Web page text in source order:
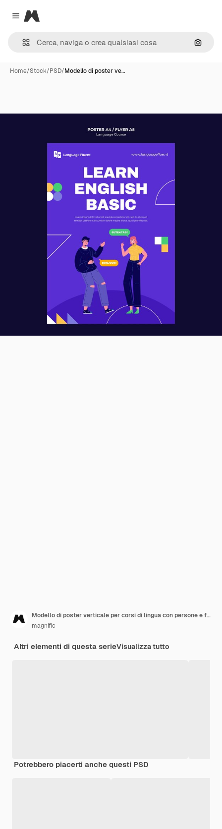
Close menu
Magnific
Cerca
Home/Stock/PSD/Modello di poster ve…
Modello di poster verticale per corsi di lingua con persone e forme geometriche
magnific
Altri elementi di questa serieVisualizza tutto
Potrebbero piacerti anche questi PSD